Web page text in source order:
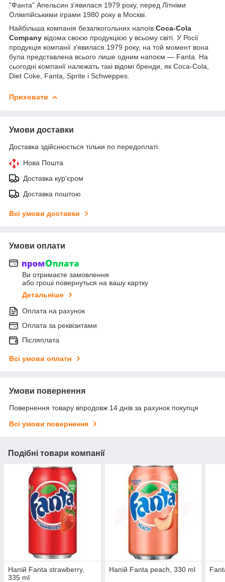
"Фанта" Апельсин з'явилася 1979 року, перед Літніми
Олімпійськими іграми 1980 року в Москві.
Найбільша компанія безалкогольних напоїв Coca-Cola
Company відома своєю продукцією у всьому світі. У Росії
продукція компанії з'явилася 1979 року, на той момент вона
була представлена всього лише одним напоєм — Fanta. На
сьогодні компанії належать такі відомі бренди, як Coca-Cola,
Diet Coke, Fanta, Sprite і Schweppes.
Приховати
Умови доставки
Доставка здійснюється тільки по передоплаті.
Нова Пошта
Доставка кур'єром
Доставка поштою
Всі умови доставки
Умови оплати
Ви отримаєте замовлення
або гроші повернуться на вашу картку
Детальніше
Оплата на рахунок
Оплата за реквізитами
Післяплата
Всі умови оплати
Умови повернення
Повернення товару впродовж 14 днів за рахунок покупця
Всі умови повернення
Подібні товари компанії
Напій Fanta strawberry,
335 ml
Напій Fanta peach, 330 ml